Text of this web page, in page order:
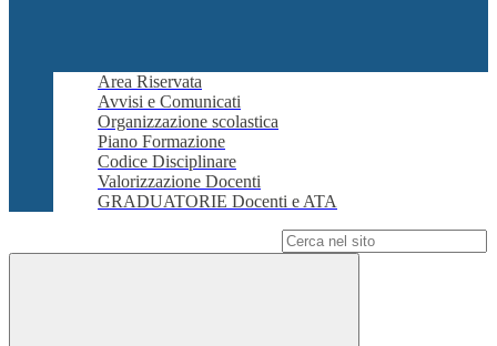
Area Riservata
Avvisi e Comunicati
Organizzazione scolastica
Piano Formazione
Codice Disciplinare
Valorizzazione Docenti
GRADUATORIE Docenti e ATA